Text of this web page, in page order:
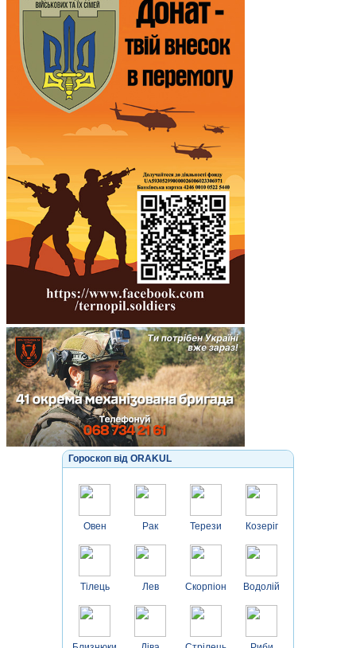
Гороскоп від ORAKUL
Овен
Тілець
Рак
Лев
Терези
Скорпіон
Козеріг
Водолій